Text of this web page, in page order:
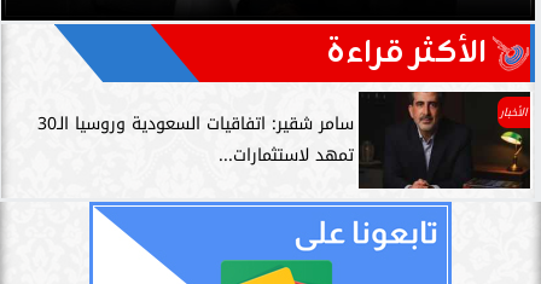
الأكثر قراءة
الأخبار
سامر شقير: اتفاقيات السعودية وروسيا الـ30
تمهد لاستثمارات...